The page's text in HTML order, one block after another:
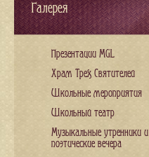
Галерея
Презентации MGL
Храм Трех Святителей
Школьные мероприятия
Школьный театр
Музыкальные утренники и
поэтические вечера